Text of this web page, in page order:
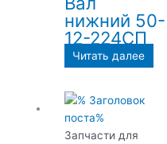
нижний 50-
12-224СП
Читать далее
Запчасти для